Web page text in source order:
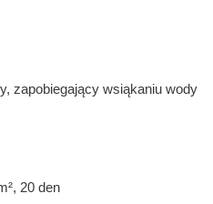
zapobiegający wsiąkaniu wody
20 den